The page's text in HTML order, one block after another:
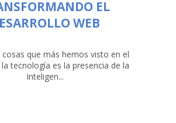
EL
WEB
cosas que más hemos visto en el
tecnología es la presencia de la
Inteligen...